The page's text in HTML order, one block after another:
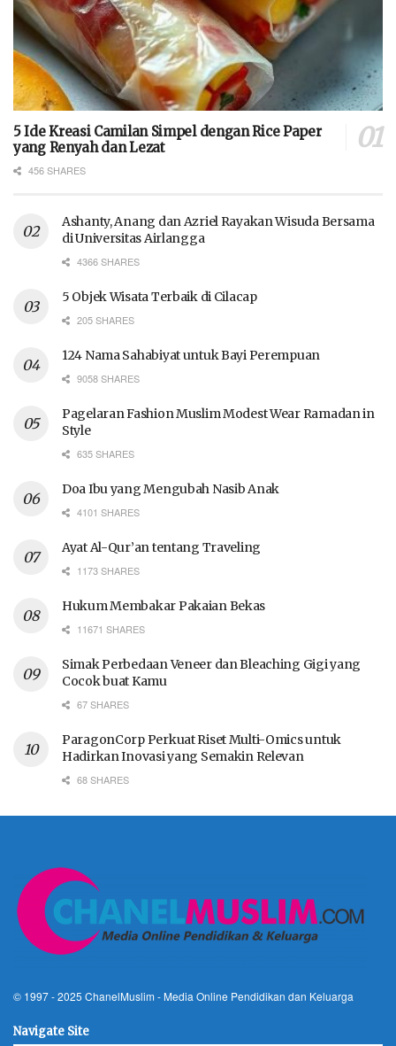
5 Ide Kreasi Camilan Simpel dengan Rice Paper
yang Renyah dan Lezat
456 SHARES
Ashanty, Anang dan Azriel Rayakan Wisuda Bersama
di Universitas Airlangga
4366 SHARES
5 Objek Wisata Terbaik di Cilacap
205 SHARES
124 Nama Sahabiyat untuk Bayi Perempuan
9058 SHARES
Pagelaran Fashion Muslim Modest Wear Ramadan in
Style
635 SHARES
Doa Ibu yang Mengubah Nasib Anak
4101 SHARES
Ayat Al-Qur’an tentang Traveling
1173 SHARES
Hukum Membakar Pakaian Bekas
11671 SHARES
Simak Perbedaan Veneer dan Bleaching Gigi yang
Cocok buat Kamu
67 SHARES
ParagonCorp Perkuat Riset Multi-Omics untuk
Hadirkan Inovasi yang Semakin Relevan
68 SHARES
© 1997 - 2025 ChanelMuslim - Media Online Pendidikan dan Keluarga
Navigate Site